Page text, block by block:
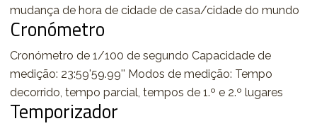
mudança de hora de cidade de casa/cidade do mundo
Cronómetro
Cronómetro de 1/100 de segundo Capacidade de
medição: 23:59'59.99'' Modos de medição: Tempo
decorrido, tempo parcial, tempos de 1.º e 2.º lugares
Temporizador